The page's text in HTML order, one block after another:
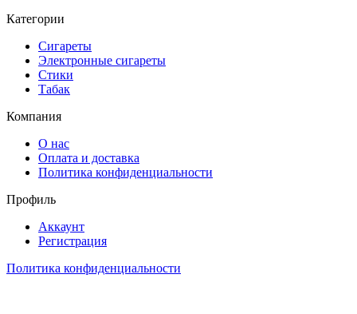
Категории
Сигареты
Электронные сигареты
Стики
Табак
Компания
О нас
Оплата и доставка
Политика конфиденциальности
Профиль
Аккаунт
Регистрация
Политика конфиденциальности